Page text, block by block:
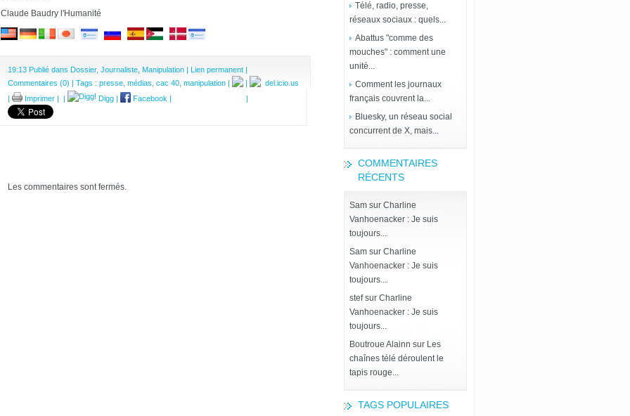
Télé, radio, presse,
réseaux sociaux : quels...
Abattus "comme des
mouches" : comment une
unité...
Comment les journaux
français couvrent la...
Bluesky, un réseau social
concurrent de X, mais...
COMMENTAIRES
RÉCENTS
Sam sur Charline
Vanhoenacker : Je suis
toujours...
Sam sur Charline
Vanhoenacker : Je suis
toujours...
stefsur Charline
Vanhoenacker : Je suis
toujours...
Boutroue Alainn sur Les
chaînes télé déroulent le
tapis rouge...
TAGS POPULAIRES
Claude Baudry l'Humanité
19:13 Publié dans Dossier, Journaliste, Manipulation Lien permanent
Commentaires (0) | Tags : presse, médias, cac 40, manipulation
del.icio.us
Imprimer Digg Facebook
Les commentaires sont fermés.